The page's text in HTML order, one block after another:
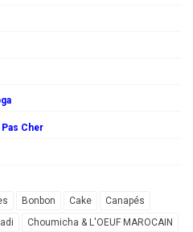
Pas Cher
Bonbon Cake
Canapés
Choumicha & L'OEUF MAROCAIN